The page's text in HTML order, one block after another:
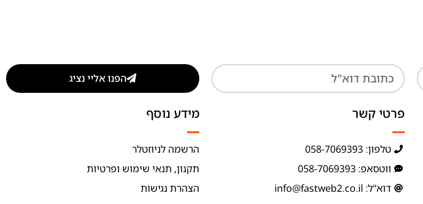
הפנו אליי נציג
פרטי קשר
טלפון: 058-7069393
ווטסאפ: 058-7069393
דוא"ל: info@fastweb2.co.il
מידע נוסף
הרשמה לניוזטלר
תקנון, תנאי שימוש ופרטיות
הצהרת נגישות